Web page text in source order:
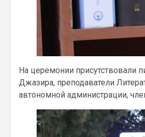
На церемонии присутствовали
Джазира, преподаватели
автономной администрации,